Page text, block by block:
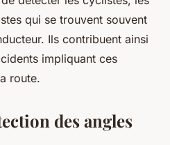
qui se trouvent souvent
Ils contribuent ainsi
impliquant ces
route.
des angles